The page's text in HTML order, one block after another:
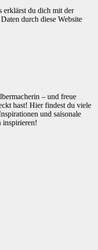
erklärst du dich mit der
durch diese Website
– und freue
hast! Hier findest du viele
und saisonale
inspirieren!